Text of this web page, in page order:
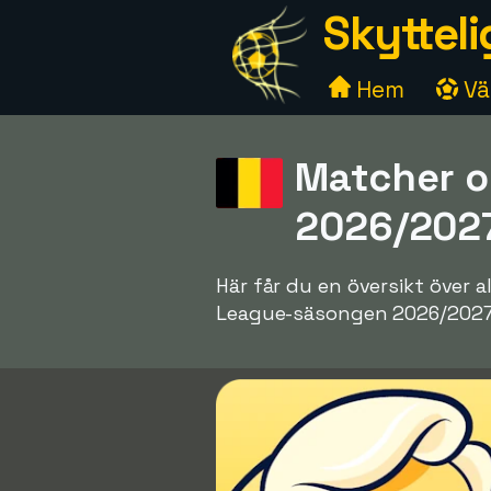
Hem
Matcher
2026/
Här får du en översikt över
League-säsongen 2026/